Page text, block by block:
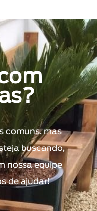
comuns, mas
buscando,
nossa equipe
de ajudar!